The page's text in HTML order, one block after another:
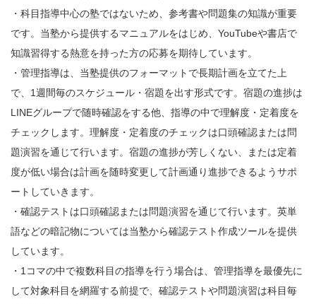
・科目指導中心の塾ではないため、参考書や問題集の知識が重要
です。当塾から提供するマニュアルをはじめ、YouTubeや書店で
知識習得する熱意を持った方の応募を期待しています。
・管理指導は、当塾提供のフォーマットで長期計画を立てた上
で、1週間毎のスケジュール・宿題を出す形式です。宿題の進捗は
LINEグループで随時確認をする他、指導の中で理解度・定着度を
チェックします。理解度・定着度のチェックは口頭確認または問
題演習を通じて行います。宿題の進捗が芳しくない、または定着
度が低い場合は計画を随時変更して計画通り進捗できるようサポ
ートしていきます。
・確認テストは口頭確認または問題演習を通じて行います。英単
語などの暗記物については当塾から確認テスト作成ツールを提供
しています。
・1コマの中で複数科目の指導を行う場合は、管理指導を最優先に
して対象科目を網羅する前提で、確認テストや問題演習は科目毎